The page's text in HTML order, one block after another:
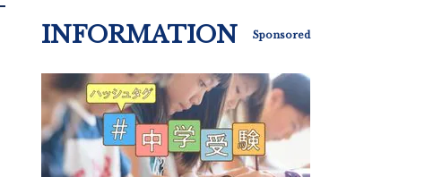
INFORMATION Sponsored